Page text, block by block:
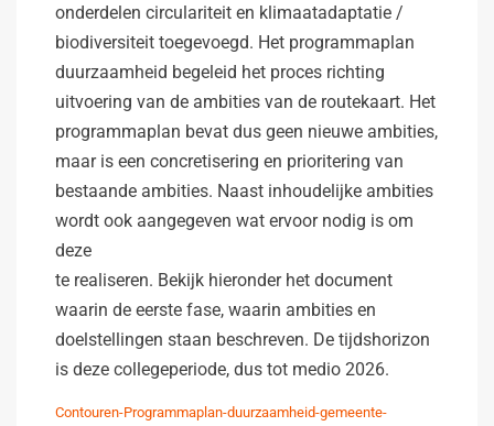
onderdelen circulariteit en klimaatadaptatie /
biodiversiteit toegevoegd. Het programmaplan
duurzaamheid begeleid het proces richting
uitvoering van de ambities van de routekaart. Het
programmaplan bevat dus geen nieuwe ambities,
maar is een concretisering en prioritering van
bestaande ambities. Naast inhoudelijke ambities
wordt ook aangegeven wat ervoor nodig is om
deze
te realiseren. Bekijk hieronder het document
waarin de eerste fase, waarin ambities en
doelstellingen staan beschreven. De tijdshorizon
is deze collegeperiode, dus tot medio 2026.
Contouren-Programmaplan-duurzaamheid-gemeente-